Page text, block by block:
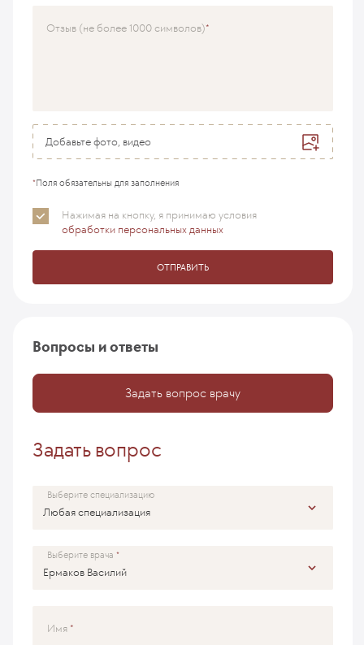
Отзыв (не более 1000 символов)
Добавьте фото, видео
*Поля обязательны для заполнения
Нажимая на кнопку, я принимаю условия
обработки персональных данных
ОТПРАВИТЬ
Вопросы и ответы
Задать вопрос врачу
Задать вопрос
Выберите специализацию
Выберите врача
Имя